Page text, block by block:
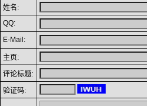
姓名:
QQ:
E-Mail:
主页:
评论标题:
验证码: